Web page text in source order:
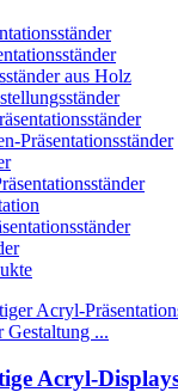
aus Holz
Präsentationsständer
Acryl-